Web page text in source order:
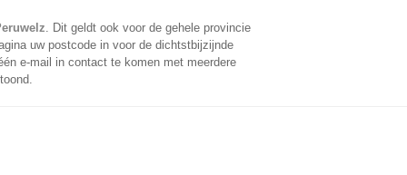
. Dit geldt ook voor de gehele provincie
uw postcode in voor de dichtstbijzijnde
e-mail in contact te komen met meerdere